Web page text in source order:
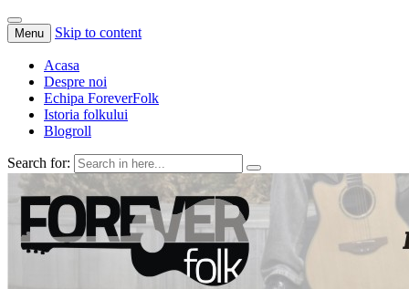
Menu Skip to content
Acasa
Despre noi
Echipa ForeverFolk
Istoria folkului
Blogroll
Search for:
ForeverFolk
Muzica sufletului tau